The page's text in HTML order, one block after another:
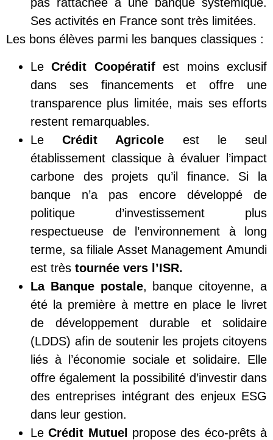
Ses activités en France sont très limitées.
Les bons élèves parmi les banques classiques :
LeCrédit Coopératifest moins exclusif
dans ses financements et offre une
transparence plus limitée, mais ses efforts
restent remarquables.
LeCrédit Agricole est le seul
établissement classique à évaluer l’impact
carbone des projets qu’il finance. Si la
banque n’a pas encore développé de
politique d’investissement plus
respectueuse de l’environnement à long
terme, sa filiale Asset Management Amundi
est très tournée vers l’ISR.
La Banque postale, banque citoyenne, a
été la première à mettre en place le livret
de développement durable et solidaire
(LDDS) afin de soutenir les projets citoyens
liés à l’économie sociale et solidaire. Elle
offre également la possibilité d’investir dans
des entreprises intégrant des enjeux ESG
dans leur gestion.
LeCrédit Mutuel propose des éco-prêts à